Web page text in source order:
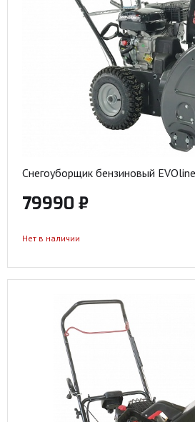
Снегоуборщик бензиновый
79990 ₽
Нет в наличии